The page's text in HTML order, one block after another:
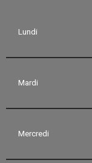
Lundi
Mardi
Mercredi